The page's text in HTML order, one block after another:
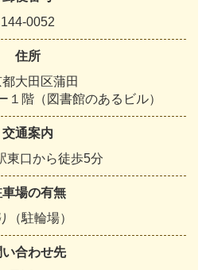
144-0052
住所
大田区蒲田
１階（図書館のあるビル）
交通案内
東口から徒歩5分
車場の有無
（駐輪場）
い合わせ先